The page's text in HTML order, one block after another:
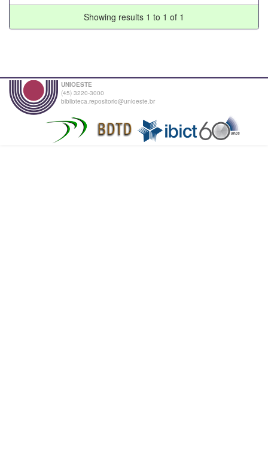
Showing results 1 to 1 of 1
UNIOESTE
(45) 3220-3000
biblioteca.repositorio@unioeste.br